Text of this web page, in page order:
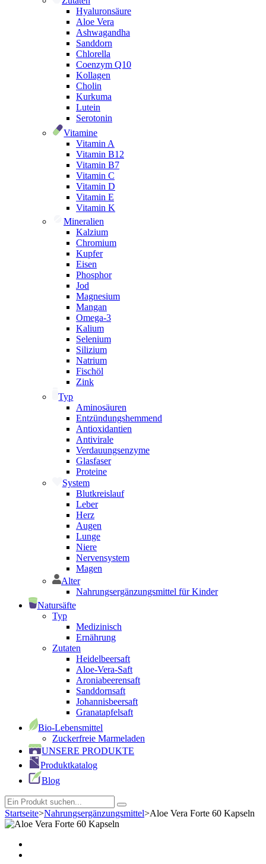
Hyaluronsäure
Aloe Vera
Ashwagandha
Sanddorn
Chlorella
Coenzym Q10
Kollagen
Cholin
Kurkuma
Lutein
Serotonin
Vitamine
Vitamin A
Vitamin B12
Vitamin B7
Vitamin C
Vitamin D
Vitamin E
Vitamin K
Mineralien
Kalzium
Chromium
Kupfer
Eisen
Phosphor
Jod
Magnesium
Mangan
Omega-3
Kalium
Selenium
Silizium
Natrium
Fischöl
Zink
Typ
Aminosäuren
Entzündungshemmend
Antioxidantien
Antivirale
Verdauungsenzyme
Glasfaser
Proteine
System
Blutkreislauf
Leber
Herz
Augen
Lunge
Niere
Nervensystem
Magen
Alter
Nahrungsergänzungsmittel für Kinder
Natursäfte
Typ
Medizinisch
Ernährung
Zutaten
Heidelbeersaft
Aloe-Vera-Saft
Aroniabeerensaft
Sanddornsaft
Johannisbeersaft
Granatapfelsaft
Bio-Lebensmittel
Zuckerfreie Marmeladen
UNSERE PRODUKTE
Produktkatalog
Blog
Startseite>Nahrungsergänzungsmittel>Aloe Vera Forte 60 Kapseln